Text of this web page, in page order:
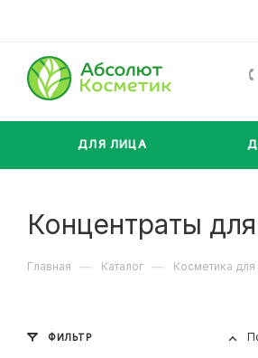
ДЛЯ ЛИЦА
Концентраты
Главная — Каталог — Косметика для
ФИЛЬТР